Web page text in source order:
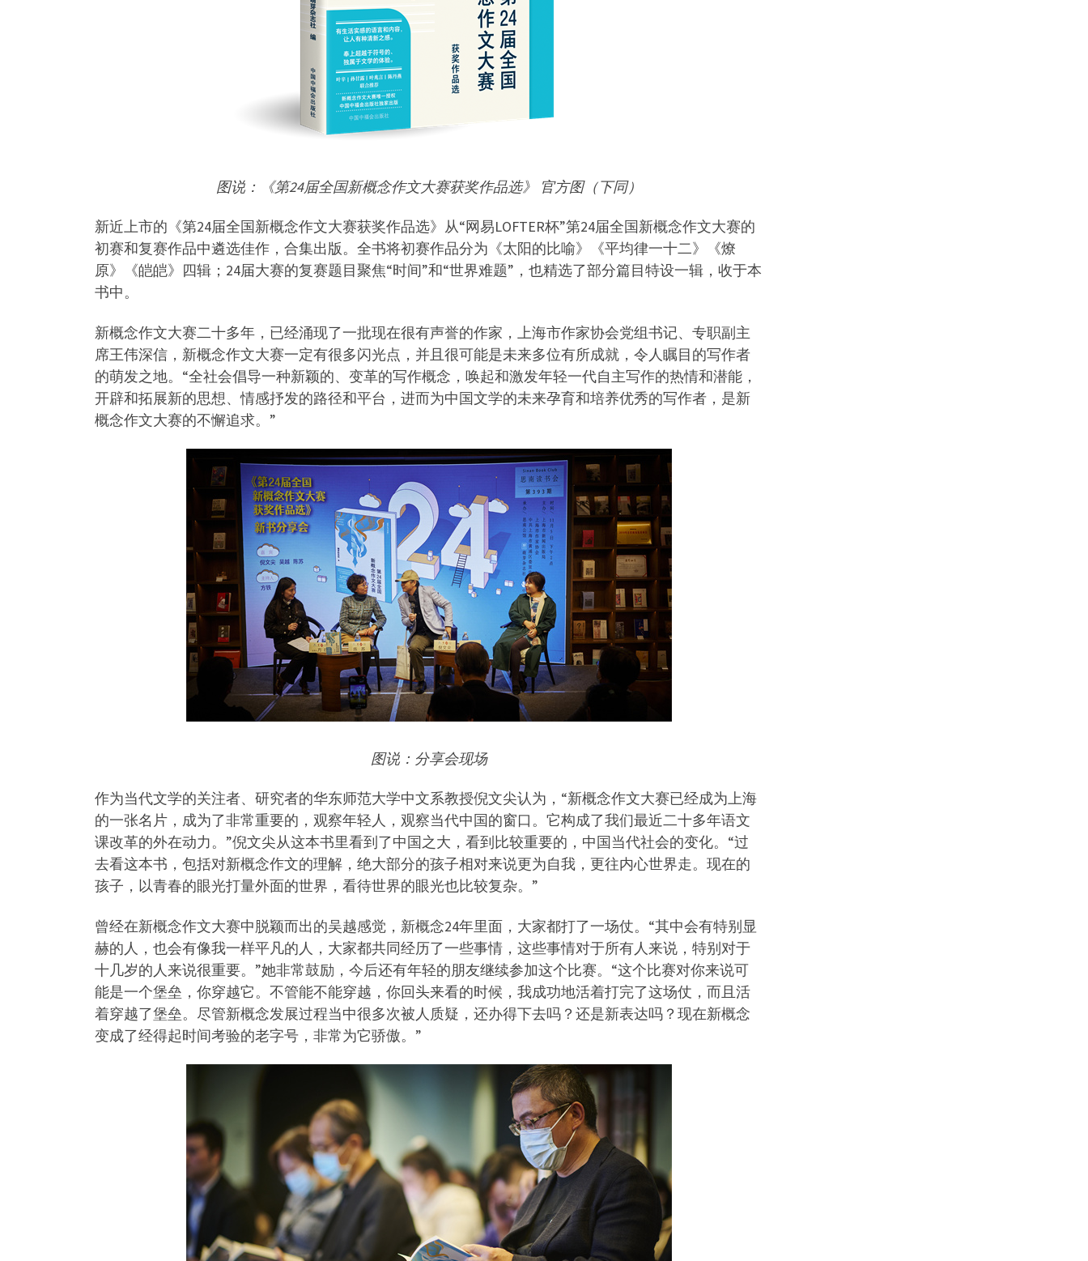
图说：《第24届全国新概念作文大赛获奖作品选》 官方图（下同）
新近上市的《第24届全国新概念作文大赛获奖作品选》从“网易LOFTER杯”第24届全国新概念作文大赛的
初赛和复赛作品中遴选佳作，合集出版。全书将初赛作品分为《太阳的比喻》《平均律一十二》《燎
原》《皑皑》四辑；24届大赛的复赛题目聚焦“时间”和“世界难题”，也精选了部分篇目特设一辑，收于本
书中。
新概念作文大赛二十多年，已经涌现了一批现在很有声誉的作家，上海市作家协会党组书记、专职副主
席王伟深信，新概念作文大赛一定有很多闪光点，并且很可能是未来多位有所成就，令人瞩目的写作者
的萌发之地。“全社会倡导一种新颖的、变革的写作概念，唤起和激发年轻一代自主写作的热情和潜能，
开辟和拓展新的思想、情感抒发的路径和平台，进而为中国文学的未来孕育和培养优秀的写作者，是新
概念作文大赛的不懈追求。”
图说：分享会现场
作为当代文学的关注者、研究者的华东师范大学中文系教授倪文尖认为，“新概念作文大赛已经成为上海
的一张名片，成为了非常重要的，观察年轻人，观察当代中国的窗口。它构成了我们最近二十多年语文
课改革的外在动力。”倪文尖从这本书里看到了中国之大，看到比较重要的，中国当代社会的变化。“过
去看这本书，包括对新概念作文的理解，绝大部分的孩子相对来说更为自我，更往内心世界走。现在的
孩子，以青春的眼光打量外面的世界，看待世界的眼光也比较复杂。”
曾经在新概念作文大赛中脱颖而出的吴越感觉，新概念24年里面，大家都打了一场仗。“其中会有特别显
赫的人，也会有像我一样平凡的人，大家都共同经历了一些事情，这些事情对于所有人来说，特别对于
十几岁的人来说很重要。”她非常鼓励，今后还有年轻的朋友继续参加这个比赛。“这个比赛对你来说可
能是一个堡垒，你穿越它。不管能不能穿越，你回头来看的时候，我成功地活着打完了这场仗，而且活
着穿越了堡垒。尽管新概念发展过程当中很多次被人质疑，还办得下去吗？还是新表达吗？现在新概念
变成了经得起时间考验的老字号，非常为它骄傲。”